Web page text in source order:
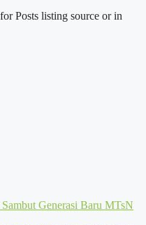
Posts listing source or in
Generasi Baru MTsN